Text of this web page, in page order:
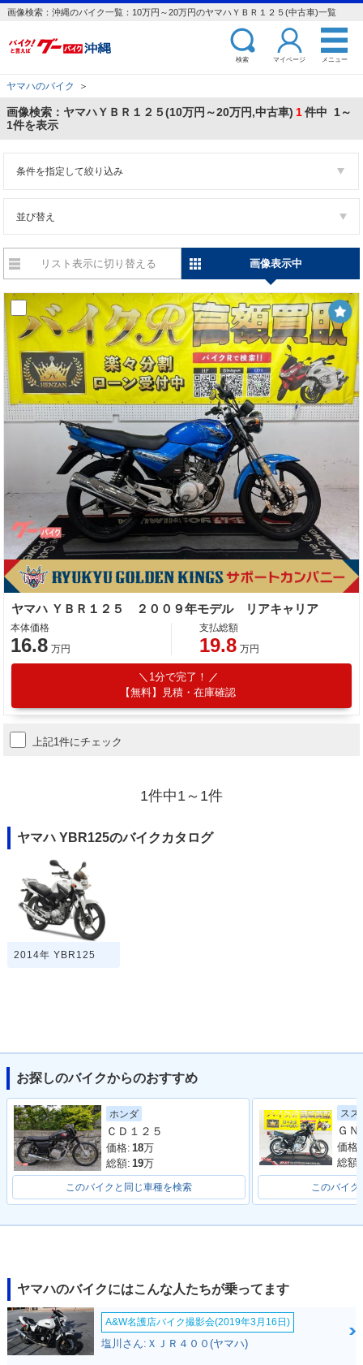
画像検索：沖縄のバイク一覧：10万円～20万円のヤマハＹＢＲ１２５(中古車)一覧
検索 マイページ メニュー
ヤマハのバイク ＞
画像検索：ヤマハＹＢＲ１２５(10万円～20万円,中古車) 1件中 1～
1件を表示
条件を指定して絞り込み
並び替え
リスト表示に切り替える 画像表示中
ヤマハ ＹＢＲ１２５ ２００９年モデル リアキャリア
本体価格
16.8 万円
支払総額
19.8 万円
1分で完了！
【無料】見積・在庫確認
上記1件にチェック
1件中1～1件
ヤマハ YBR125のバイクカタログ
2014年 YBR125
お探しのバイクからのおすすめ
ホンダ
ＣＤ１２５
価格: 18万
総額: 19万
このバイクと同じ車種を検索
スズ
価格:
総額:
このバイク
ヤマハのバイクにはこんな人たちが乗ってます
A&W名護店バイク撮影会(2019年3月16日)
塩川さん:ＸＪＲ４００(ヤマハ)